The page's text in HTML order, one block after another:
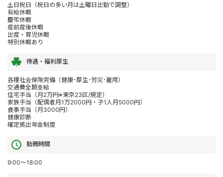
土日祝日（祝日の多い月は土曜日出勤で調整）
有給休暇
慶弔休暇
産前産後休暇
出産・育児休暇
特別休暇あり
待遇・福利厚生
各種社会保険完備（健康･厚生･労災･雇用）
交通費全額支給
住宅手当（月2万円※東京23区/規定）
家族手当（配偶者月1万2000円・子1人月5000円）
食事手当（月3000円）
健康診断
確定拠出年金制度
勤務時間
9:00～18:00